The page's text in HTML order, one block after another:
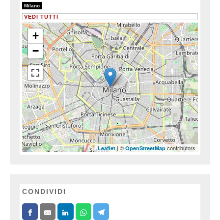
Milano
13/13
VEDI TUTTI
+
−
Leaflet| ©OpenStreetMap contributors
CONDIVIDI